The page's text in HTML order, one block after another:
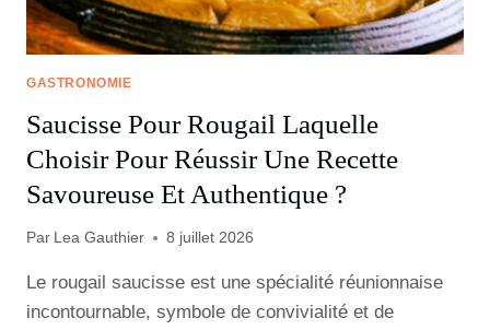
GASTRONOMIE
Saucisse Pour Rougail Laquelle
Choisir Pour Réussir Une Recette
Savoureuse Et Authentique ?
Par Lea Gauthier 8 juillet 2026
Le rougail saucisse est une spécialité réunionnaise
incontournable, symbole de convivialité et de